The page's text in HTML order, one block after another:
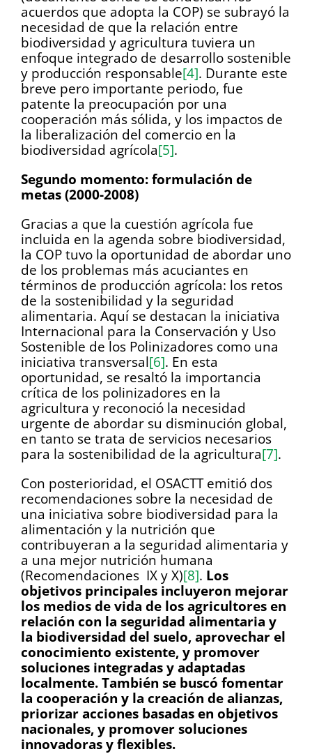
acuerdos que adopta la COP) se subrayó la
necesidad de que la relación entre
biodiversidad y agricultura tuviera un
enfoque integrado de desarrollo sostenible
y producción responsable[4]. Durante este
breve pero importante periodo, fue
patente la preocupación por una
cooperación más sólida, y los impactos de
la liberalización del comercio en la
biodiversidad agrícola[5].
Segundo momento: formulación de
metas (2000-2008)
Gracias a que la cuestión agrícola fue
incluida en la agenda sobre biodiversidad,
la COP tuvo la oportunidad de abordar uno
de los problemas más acuciantes en
términos de producción agrícola: los retos
de la sostenibilidad y la seguridad
alimentaria. Aquí se destacan la iniciativa
Internacional para la Conservación y Uso
Sostenible de los Polinizadores como una
iniciativa transversal[6]. En esta
oportunidad, se resaltó la importancia
crítica de los polinizadores en la
agricultura y reconoció la necesidad
urgente de abordar su disminución global,
en tanto se trata de servicios necesarios
para la sostenibilidad de la agricultura[7].
Con posterioridad, el OSACTT emitió dos
recomendaciones sobre la necesidad de
una iniciativa sobre biodiversidad para la
alimentación y la nutrición que
contribuyeran a la seguridad alimentaria y
a una mejor nutrición humana
(Recomendaciones IX y X)[8]. Los
objetivos principales incluyeron mejorar
los medios de vida de los agricultores en
relación con la seguridad alimentaria y
la biodiversidad del suelo, aprovechar el
conocimiento existente, y promover
soluciones integradas y adaptadas
localmente. También se buscó fomentar
la cooperación y la creación de alianzas,
priorizar acciones basadas en objetivos
nacionales, y promover soluciones
innovadoras y flexibles.